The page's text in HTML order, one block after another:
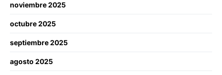
noviembre 2025
octubre 2025
septiembre 2025
agosto 2025